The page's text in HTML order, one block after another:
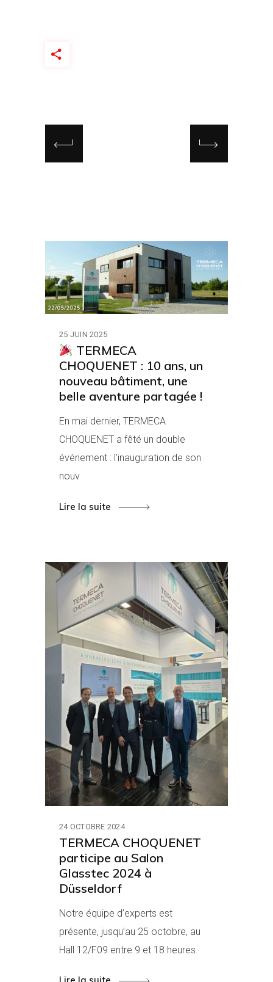
25 JUIN 2025
TERMECA
CHOQUENET : 10 ans, un
nouveau bâtiment, une
belle aventure partagée !
En mai dernier, TERMECA
CHOQUENET a fêté un double
événement : l’inauguration de son
nouv
Lire la suite
24 OCTOBRE 2024
TERMECA CHOQUENET
participe au Salon
Glasstec 2024 à
Düsseldorf
Notre équipe d’experts est
présente, jusqu’au 25 octobre, au
Hall 12/F09 entre 9 et 18 heures.